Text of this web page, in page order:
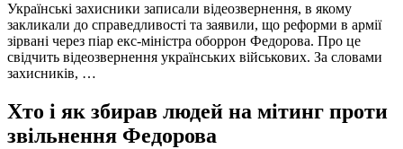
Українські захисники записали відеозвернення, в якому
закликали до справедливості та заявили, що реформи в армії
зірвані через піар екс-міністра оборрон Федорова. Про це
свідчить відеозвернення українських військових. За словами
захисників, …
Хто і як збирав людей на мітинг проти
звільнення Федорова